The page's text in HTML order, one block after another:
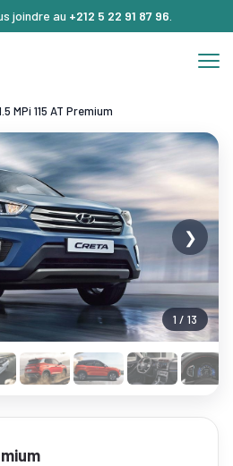
joindre au +212 5 22 91 87 96
MPi 115 AT Premium
1 / 13
❯